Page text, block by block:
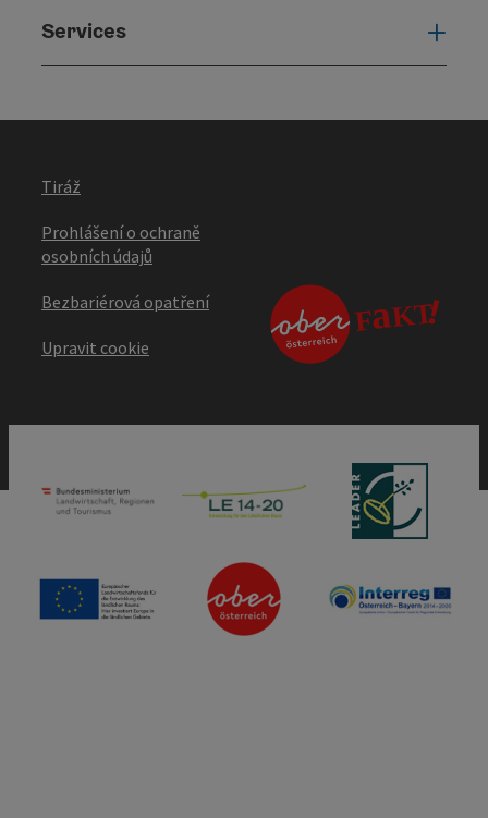
Services
Tiráž
Prohlášení o ochraně
osobních údajů
Bezbariérová opatření
Upravit cookie